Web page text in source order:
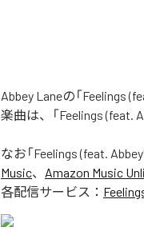
Abbey Laneの「Feelings
楽曲は、「Feelings (feat.
なお「Feelings (feat.
Music、 Amazon Music
各配信サービス：